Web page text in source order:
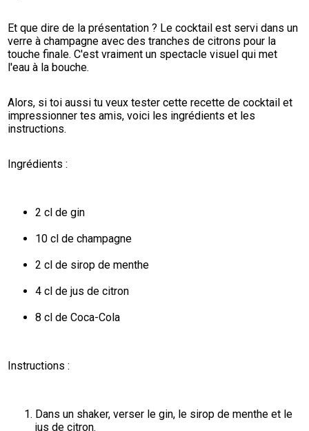
Et que dire de la présentation ? Le cocktail est servi dans un
verre à champagne avec des tranches de citrons pour la
touche finale. C'est vraiment un spectacle visuel qui met
l'eau à la bouche.
Alors, si toi aussi tu veux tester cette recette de cocktail et
impressionner tes amis, voici les ingrédients et les
instructions.
Ingrédients :
2 cl de gin
10 cl de champagne
2 cl de sirop de menthe
4 cl de jus de citron
8 cl de Coca-Cola
Instructions :
Dans un shaker, verser le gin, le sirop de menthe et le
jus de citron.